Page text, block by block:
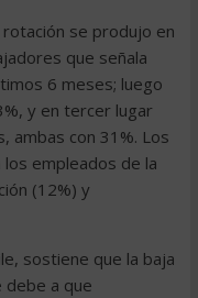
rotación se produjo en
que señala
6 meses; luego
y en tercer lugar
ambas con 31%. Los
empleados de la
(12%) y
sostiene que la baja
debe a que